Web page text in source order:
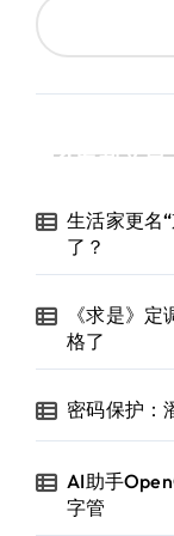
最新文章
生活家更名
了？
《求是》
格了
密码保护：
AI助手
字管